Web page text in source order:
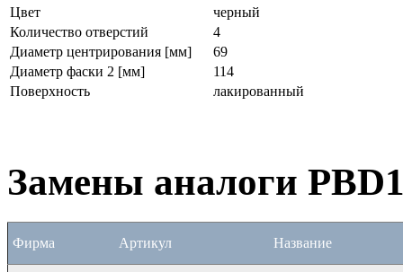
Цвет
черный
Количество отверстий
4
Диаметр центрирования [мм]
69
Диаметр фаски 2 [мм]
114
Поверхность
лакированный
Замены аналоги
Фирма Артикул Название